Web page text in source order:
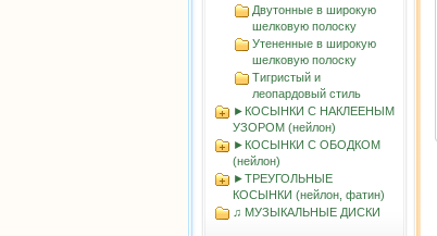
Двутонные в широкую
шелковую полоску
Утененные в широкую
шелковую полоску
Тигристый и
леопардовый стиль
►КОСЫНКИ С НАКЛЕЕНЫМ
УЗОРОМ (нейлон)
►КОСЫНКИ С ОБОДКОМ
(нейлон)
►ТРЕУГОЛЬНЫЕ
КОСЫНКИ (нейлон, фатин)
♫ МУЗЫКАЛЬНЫЕ ДИСКИ